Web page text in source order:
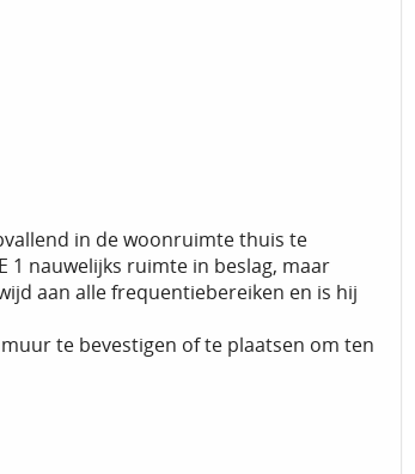
in de woonruimte thuis te
1 nauwelijks ruimte in beslag, maar
aan alle frequentiebereiken en is hij
te bevestigen of te plaatsen om ten